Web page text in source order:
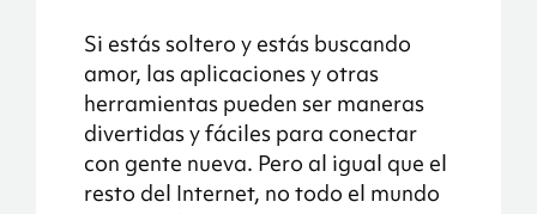
Si estás soltero y estás buscando
amor, las aplicaciones y otras
herramientas pueden ser maneras
divertidas y fáciles para conectar
con gente nueva. Pero al igual que el
resto del Internet, no todo el mundo